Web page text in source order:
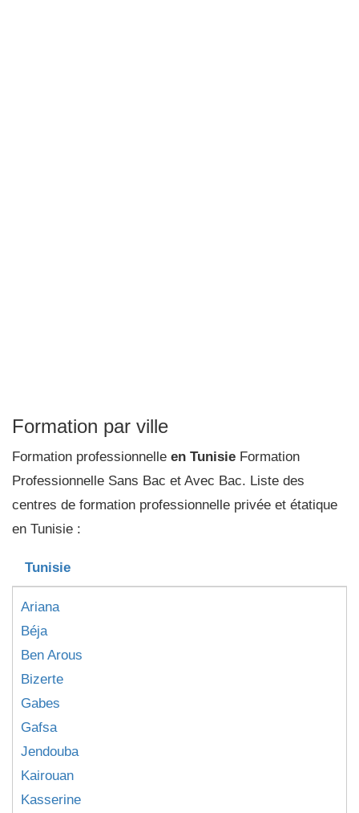
Formation par ville
Formation professionnelle en Tunisie Formation
Professionnelle Sans Bac et Avec Bac. Liste des
centres de formation professionnelle privée et étatique
en Tunisie :
Tunisie
Ariana
Béja
Ben Arous
Bizerte
Gabes
Gafsa
Jendouba
Kairouan
Kasserine